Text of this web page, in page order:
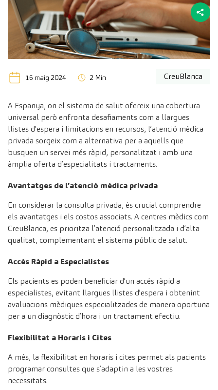
16 maig 2024 2 Min CreuBlanca
A Espanya, on el sistema de salut ofereix una cobertura
universal però enfronta desafiaments com a llargues
llistes d’espera i limitacions en recursos, l’atenció mèdica
privada sorgeix com a alternativa per a aquells que
busquen un servei més ràpid, personalitzat i amb una
àmplia oferta d’especialitats i tractaments.
Avantatges de l’atenció mèdica privada
En considerar la consulta privada, és crucial comprendre
els avantatges i els costos associats. A centres mèdics com
CreuBlanca, es prioritza l’atenció personalitzada i d’alta
qualitat, complementant el sistema públic de salut.
Accés Ràpid a Especialistes
Els pacients es poden beneficiar d’un accés ràpid a
especialistes, evitant llargues llistes d’espera i obtenint
avaluacions mèdiques especialitzades de manera oportuna
per a un diagnòstic d’hora i un tractament efectiu.
Flexibilitat a Horaris i Cites
A més, la flexibilitat en horaris i cites permet als pacients
programar consultes que s’adaptin a les vostres
necessitats.